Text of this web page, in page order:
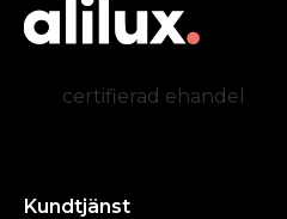
certifierad ehandel
Kundtjänst